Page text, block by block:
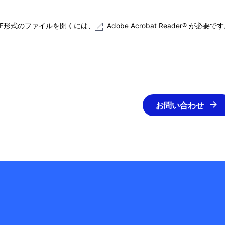
形式のファイルを開くには、 Adobe Acrobat Reader® が必要で
お問い合わせ